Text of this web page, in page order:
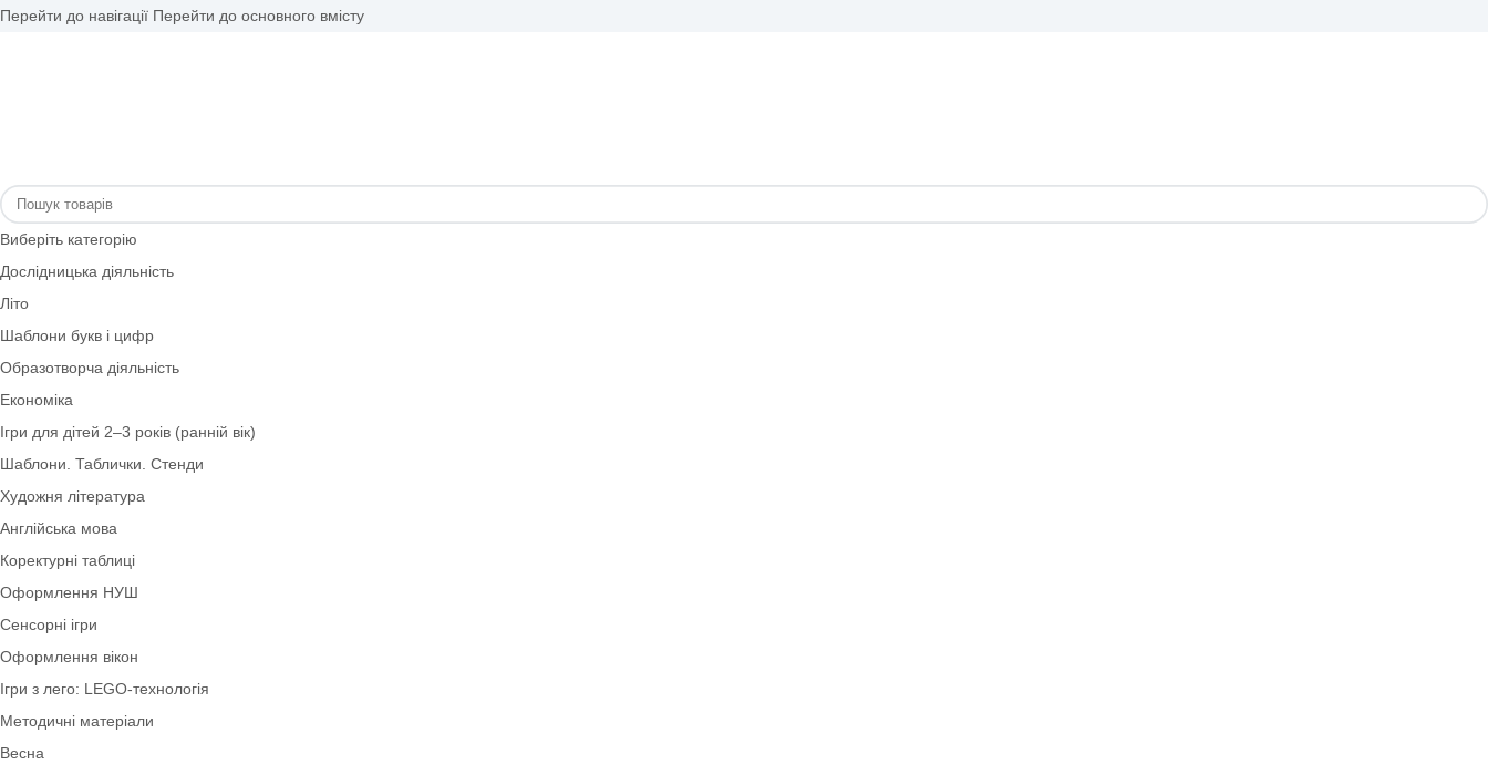
Перейти до навігаціїПерейти до основного вмісту
Виберіть категорію
Літо
Шаблони букв і цифр
Образотворча діяльність
Економіка
Ігри для дітей 2–3 років (ранній вік)
Художня література
Англійська мова
Коректурні таблиці
Оформлення НУШ
Сенсорні ігри